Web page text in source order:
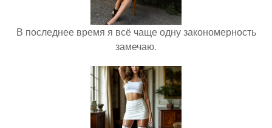
В последнее время я всё чаще одну закономерность
замечаю.